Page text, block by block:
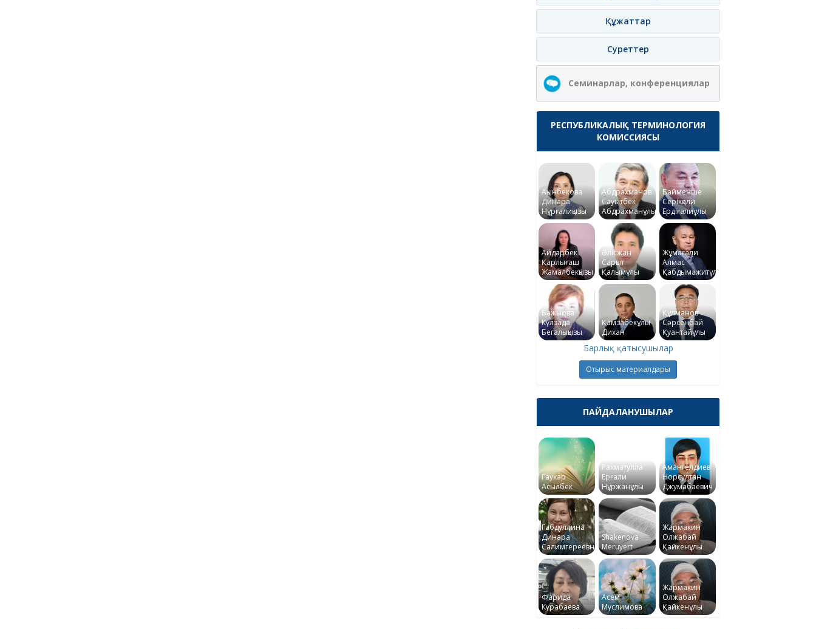
Құжаттар
Суреттер
Семинарлар, конференциялар
РЕСПУБЛИКАЛЫҚ ТЕРМИНОЛОГИЯ
КОМИССИЯСЫ
Ақынбекова
Динара
Нұрғалиқызы
Абдрахманов
Сауытбек
Абдрахманұлы
Байменше
Серікқали
Ердіғалиұлы
Айдарбек
Қарлығаш
Жамалбекқызы
Әлісжан
Сарқыт
Қалымұлы
Жұмағали
Алмас
Қабдымәжитұлы
Бажықова
Күлзада
Бегалықызы
Қамзабекұлы
Дихан
Құлманов
Сәрсенбай
Қуантайұлы
Барлық қатысушылар
Отырыс материалдары
ПАЙДАЛАНУШЫЛАР
Гаухар
Асылбек
Рахматулла
Ерғали
Нұржанұлы
Амангелдиев
Норсултан
Джумабаевич
Габдуллина
Динара
Салимгереевна
Shakenova
Meruyert
Жармакин
Олжабай
Қайкенұлы
Фарида
Курабаева
Асем
Муслимова
Жармакин
Олжабай
Қайкенұлы